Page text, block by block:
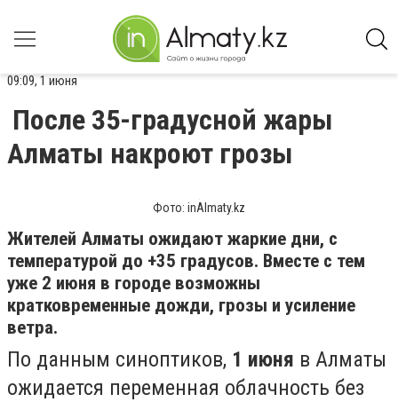
09:09, 1 июня
После 35-градусной жары
Алматы накроют грозы
Фото: inAlmaty.kz
Жителей Алматы ожидают жаркие дни, с
температурой до +35 градусов. Вместе с тем
уже 2 июня в городе возможны
кратковременные дожди, грозы и усиление
ветра.
По данным синоптиков, 1 июня в Алматы
ожидается переменная облачность без